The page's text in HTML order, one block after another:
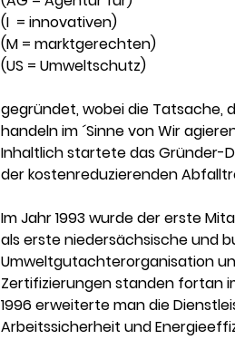
(I  = innovativen)
(M = marktgerechten)
(US = Umweltschutz)
gegründet, wobei die Tatsache,
handeln im ´Sinne von Wir
Inhaltlich startete das Gründer-
der kostenreduzierenden
Im Jahr 1993 wurde der erste
als erste niedersächsische und
Umweltgutachterorganisation
Zertifizierungen standen fortan
1996 erweiterte man die
Arbeitssicherheit und